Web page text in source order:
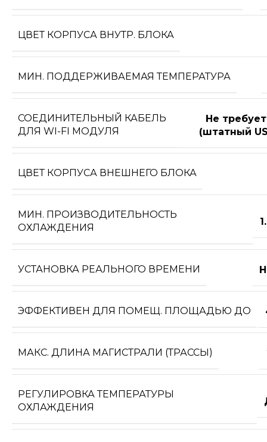
ЦВЕТ КОРПУСА ВНУТР. БЛОКА
МИН. ПОДДЕРЖИВАЕМАЯ ТЕМПЕРАТУРА
СОЕДИНИТЕЛЬНЫЙ КАБЕЛЬ
ДЛЯ WI-FI МОДУЛЯ
Не
(штатный
ЦВЕТ КОРПУСА ВНЕШНЕГО БЛОКА
МИН. ПРОИЗВОДИТЕЛЬНОСТЬ
ОХЛАЖДЕНИЯ
УСТАНОВКА РЕАЛЬНОГО ВРЕМЕНИ
ЭФФЕКТИВЕН ДЛЯ ПОМЕЩ. ПЛОЩАДЬЮ ДО
МАКС. ДЛИНА МАГИСТРАЛИ (ТРАССЫ)
РЕГУЛИРОВКА ТЕМПЕРАТУРЫ
ОХЛАЖДЕНИЯ